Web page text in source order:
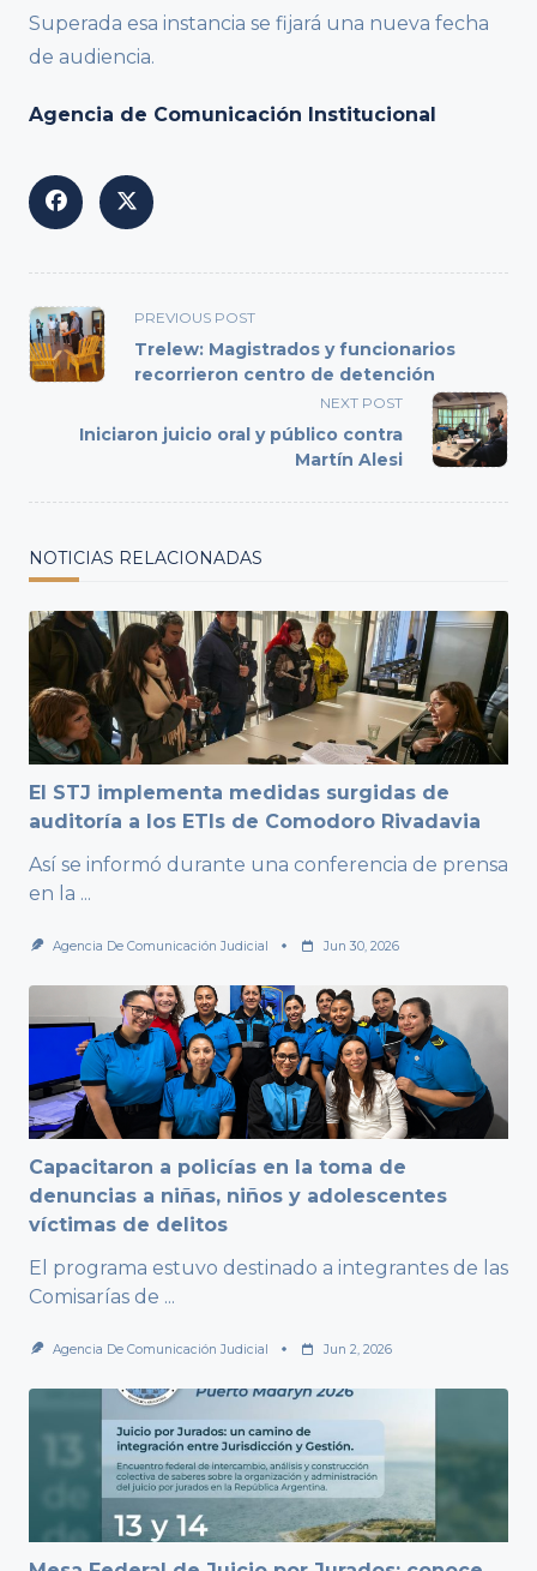
Superada esa instancia se fijará una nueva fecha
de audiencia.
Agencia de Comunicación Institucional
<span
class="nav-
subtitle
reader-
PREVIOUS POST
Trelew: Magistrados y funcionarios
recorrieron centro de detención
NEXT POST
Iniciaron juicio oral y público contra
Martín Alesi
NOTICIAS RELACIONADAS
El STJ implementa medidas surgidas de
auditoría a los ETIs de Comodoro Rivadavia
Así se informó durante una conferencia de prensa
en la ...
Agencia De Comunicación Judicial Jun 30, 2026
Capacitaron a policías en la toma de
denuncias a niñas, niños y adolescentes
víctimas de delitos
El programa estuvo destinado a integrantes de las
Comisarías de ...
Agencia De Comunicación Judicial Jun 2, 2026